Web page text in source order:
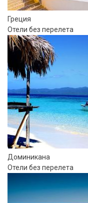
Греция
Отели без перелета
Доминикана
Отели без перелета